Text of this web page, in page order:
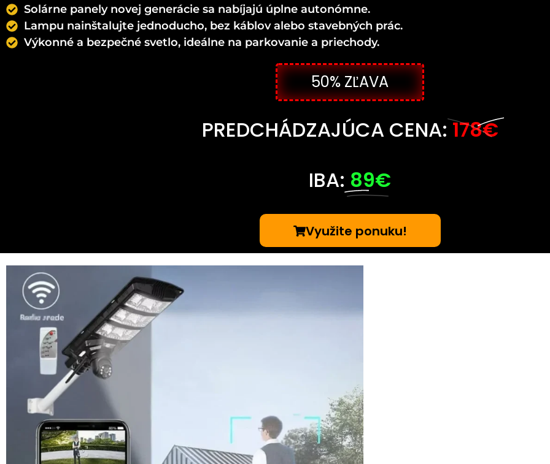
Solárne panely novej generácie sa nabíjajú úplne autonómne.
Lampu nainštalujte jednoducho, bez káblov alebo stavebných prác.
Výkonné a bezpečné svetlo, ideálne na parkovanie a priechody.
50% ZĽAVA
PREDCHÁDZAJÚCA CENA: 178€
IBA: 89€
Využite ponuku!